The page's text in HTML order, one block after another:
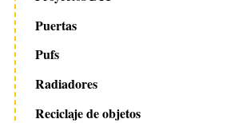
Puertas
Pufs
Radiadores
Reciclaje de objetos